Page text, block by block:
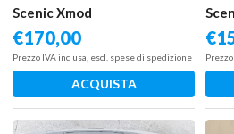
Scenic Xmod
€170,00
Prezzo IVA inclusa, escl. spese di spedizione
ACQUISTA
KW
K4J
€